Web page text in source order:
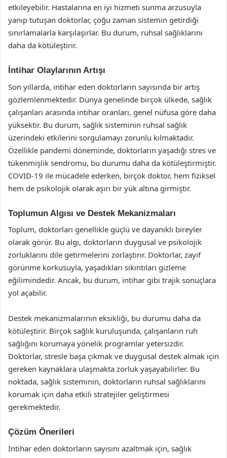
etkileyebilir. Hastalarına en iyi hizmeti sunma arzusuyla
yanıp tutuşan doktorlar, çoğu zaman sistemin getirdiği
sınırlamalarla karşılaşırlar. Bu durum, ruhsal sağlıklarını
daha da kötüleştirir.
İntihar Olaylarının Artışı
Son yıllarda, intihar eden doktorların sayısında bir artış
gözlemlenmektedir. Dünya genelinde birçok ülkede, sağlık
çalışanları arasında intihar oranları, genel nüfusa göre daha
yüksektir. Bu durum, sağlık sisteminin ruhsal sağlık
üzerindeki etkilerini sorgulamayı zorunlu kılmaktadır.
Özellikle pandemi döneminde, doktorların yaşadığı stres ve
tükenmişlik sendromu, bu durumu daha da kötüleştirmiştir.
COVID-19 ile mücadele ederken, birçok doktor, hem fiziksel
hem de psikolojik olarak aşırı bir yük altına girmiştir.
Toplumun Algısı ve Destek Mekanizmaları
Toplum, doktorları genellikle güçlü ve dayanıklı bireyler
olarak görür. Bu algı, doktorların duygusal ve psikolojik
zorluklarını dile getirmelerini zorlaştırır. Doktorlar, zayıf
görünme korkusuyla, yaşadıkları sıkıntıları gizleme
eğilimindedir. Ancak, bu durum, intihar gibi trajik sonuçlara
yol açabilir.
Destek mekanizmalarının eksikliği, bu durumu daha da
kötüleştirir. Birçok sağlık kuruluşunda, çalışanların ruh
sağlığını korumaya yönelik programlar yetersizdir.
Doktorlar, stresle başa çıkmak ve duygusal destek almak için
gereken kaynaklara ulaşmakta zorluk yaşayabilirler. Bu
noktada, sağlık sisteminin, doktorların ruhsal sağlıklarını
korumak için daha etkili stratejiler geliştirmesi
gerekmektedir.
Çözüm Önerileri
İntihar eden doktorların sayısını azaltmak için, sağlık